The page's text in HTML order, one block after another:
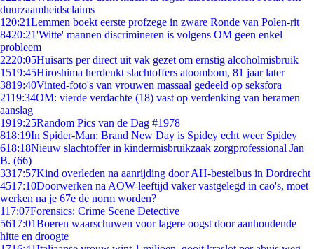
duurzaamheidsclaims
1 20:21Lemmen boekt eerste profzege in zware Ronde van Polen-rit
8420:21'Witte' mannen discrimineren is volgens OM geen enkel
probleem
2220:05Huisarts per direct uit vak gezet om ernstig alcoholmisbruik
1519:45Hiroshima herdenkt slachtoffers atoombom, 81 jaar later
3819:40Vinted-foto's van vrouwen massaal gedeeld op seksfora
2119:34OM: vierde verdachte (18) vast op verdenking van beramen
aanslag
1919:25Random Pics van de Dag #1978
818:19In Spider-Man: Brand New Day is Spidey echt weer Spidey
618:18Nieuw slachtoffer in kindermisbruikzaak zorgprofessional Jan
B. (66)
3317:57Kind overleden na aanrijding door AH-bestelbus in Dordrecht
4517:10Doorwerken na AOW-leeftijd vaker vastgelegd in cao's, moet
werken na je 67e de norm worden?
117:07Forensics: Crime Scene Detective
5617:01Boeren waarschuwen voor lagere oogst door aanhoudende
hitte en droogte